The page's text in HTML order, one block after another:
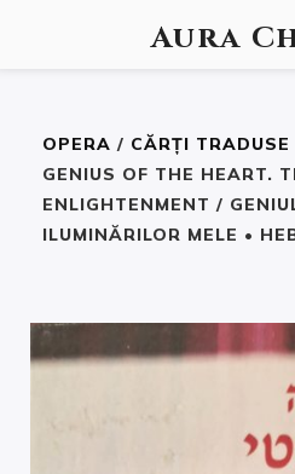
Aura
OPERA / CĂRȚI
GENIUS OF THE HEART.
ENLIGHTENMENT /
ILUMINĂRILOR MELE •